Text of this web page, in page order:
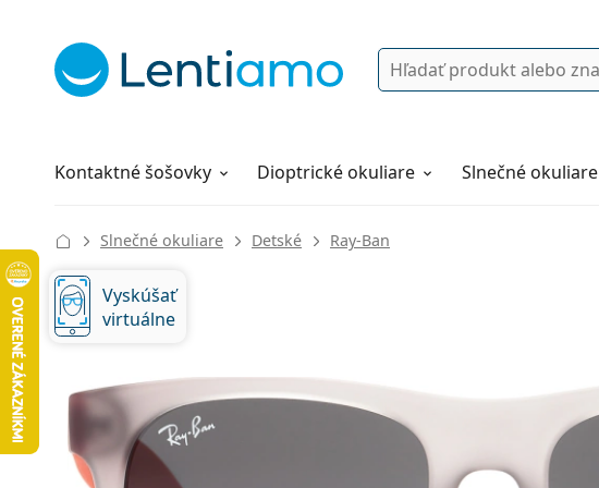
Vyhľadávanie
Kontaktné šošovky
Roztoky Dioptrické okuliare Slnečné okuliare
Všetko o nákupe
Slnečné okuliare Detské Ray-Ban
48
Vyskúšať
virtuálne